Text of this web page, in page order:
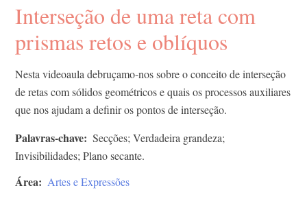
Interseção de uma reta com
prismas retos e oblíquos
Nesta videoaula debruçamo-nos sobre o conceito de interseção
de retas com sólidos geométricos e quais os processos auxiliares
que nos ajudam a definir os pontos de interseção.
Palavras-chave
Secções; Verdadeira grandeza;
Invisibilidades; Plano secante.
Área Artes e Expressões